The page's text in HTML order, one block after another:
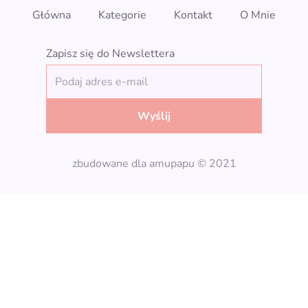
Główna Kategorie Kontakt O Mnie
Zapisz się do Newslettera
Wyślij
zbudowane dla amupapu © 2021